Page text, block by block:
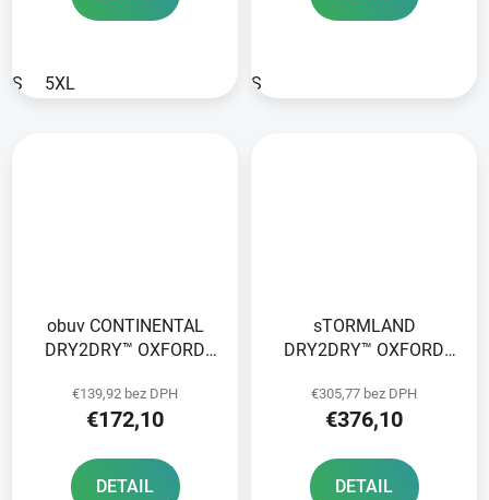
S 5XL S
obuv CONTINENTAL
DRY2DRY™ OXFORD
€139,92 bez DPH
€172,10
DETAIL
sTORMLAND
DRY2DRY™ OXFORD
čierne
€305,77 bez DPH
€376,10
DETAIL